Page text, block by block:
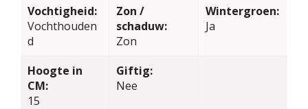
Vochtigheid:
Vochthouden
d
Zon /
schaduw:
Zon
Wintergroen:
Ja
Hoogte in
CM:
15
Giftig:
Nee